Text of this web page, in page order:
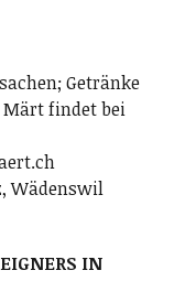
Getränke
Märt findet bei
Wädenswil
IN